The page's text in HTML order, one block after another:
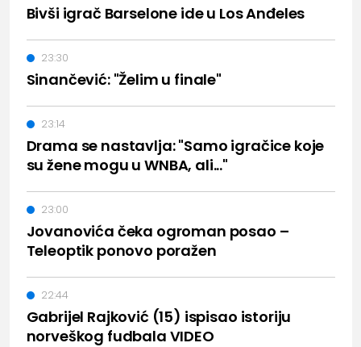
Bivši igrač Barselone ide u Los Anđeles
Sinančević: "Želim u finale"
23:30
Drama se nastavlja: "Samo igračice koje
su žene mogu u WNBA, ali..."
23:14
Jovanovića čeka ogroman posao –
Teleoptik ponovo poražen
23:00
Gabrijel Rajković (15) ispisao istoriju
norveškog fudbala VIDEO
22:44